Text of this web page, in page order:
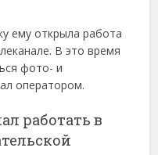
ему открыла работа
В это время
фото- и
оператором.
работать в